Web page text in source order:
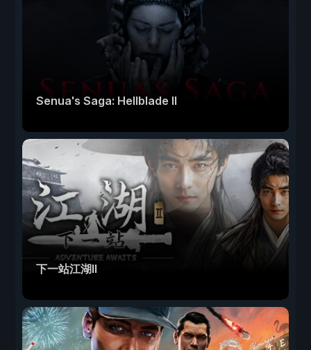
Senua's Saga: Hellblade II
下一站江湖Ⅱ